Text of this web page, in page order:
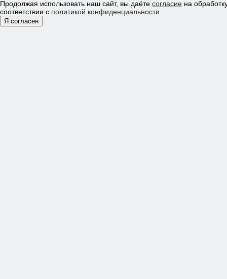
Продолжая использовать наш сайт, вы даёте согласие на
соответствии с политикой конфиденциальности
Я согласен